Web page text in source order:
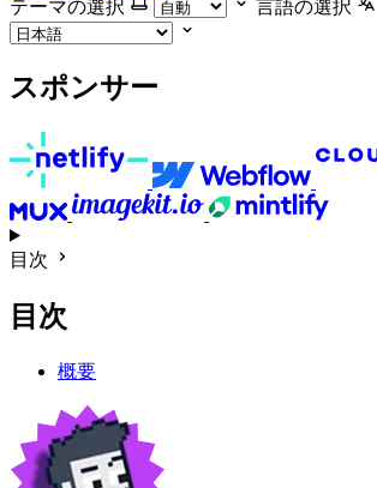
テーマの選択
言語の選択
スポンサー
目次
目次
概要